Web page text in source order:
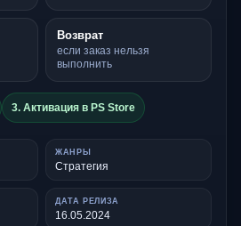
Возврат
если заказ нельзя
выполнить
3. Активация в PS Store
ЖАНРЫ
Стратегия
ДАТА РЕЛИЗА
16.05.2024